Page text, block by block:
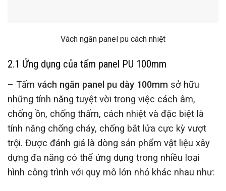
Vách ngăn panel pu cách nhiệt
2.1 Ứng dụng của tấm panel PU 100mm
– Tấm vách ngăn panel pu dày 100mm sở hữu
những tính năng tuyệt vời trong việc cách âm,
chống ồn, chống thấm, cách nhiệt và đặc biệt là
tính năng chống cháy, chống bắt lửa cực kỳ vượt
trội. Được đánh giá là dòng sản phẩm vật liệu xây
dựng đa năng có thể ứng dụng trong nhiều loại
hình công trình với quy mô lớn nhỏ khác nhau như: